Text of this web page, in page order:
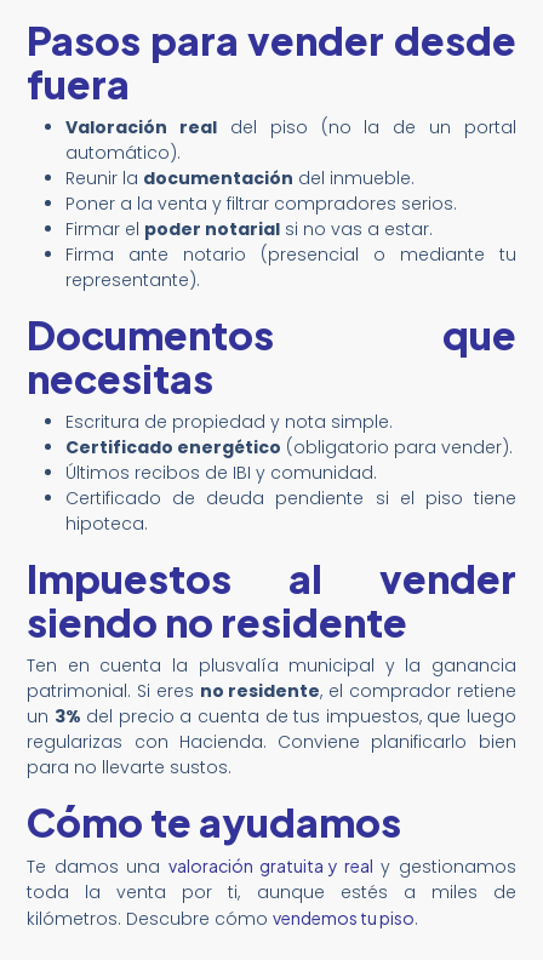
Pasos para vender desde
fuera
Valoración real del piso (no la de un portal
automático).
Reunir la documentación del inmueble.
Poner a la venta y filtrar compradores serios.
Firmar el poder notarial si no vas a estar.
Firma ante notario (presencial o mediante tu
representante).
Documentos que
necesitas
Escritura de propiedad y nota simple.
Certificado energético (obligatorio para vender).
Últimos recibos de IBI y comunidad.
Certificado de deuda pendiente si el piso tiene
hipoteca.
Impuestos al vender
siendo no residente
Ten en cuenta la plusvalía municipal y la ganancia
patrimonial. Si eres no residente, el comprador retiene
un 3% del precio a cuenta de tus impuestos, que luego
regularizas con Hacienda. Conviene planificarlo bien
para no llevarte sustos.
Cómo te ayudamos
Te damos una valoración gratuita y real y gestionamos
toda la venta por ti, aunque estés a miles de
kilómetros. Descubre cómovendemos tu piso.